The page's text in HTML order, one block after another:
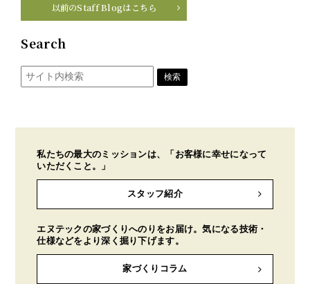
以前のStaff Blogはこちら
Search
私たちの最大のミッションは、「お客様に幸せになって
いただくこと。」
スタッフ紹介
エヌテックの家づくりへのりをお届け。気になる技術・
仕様などをより深く掘り下げます。
家づくりコラム